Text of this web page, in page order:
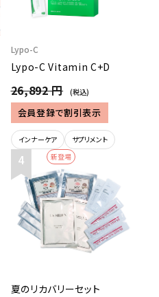
Lypo-C
Lypo-C Vitamin C+D
26,892 円 (税込)
会員登録で割引表示
インナーケア サプリメント
新登場
夏のリカバリーセット